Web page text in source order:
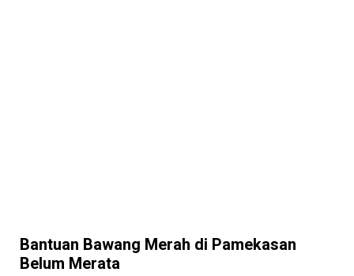
Bantuan Bawang Merah di Pamekasan
Belum Merata